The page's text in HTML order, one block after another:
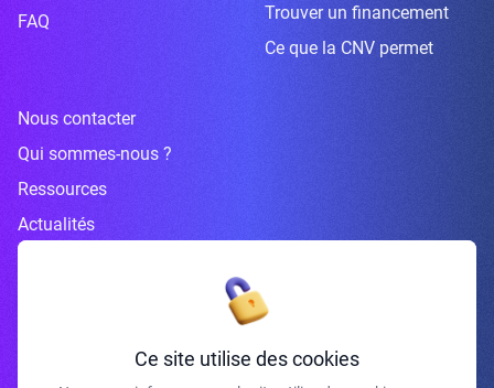
FAQ
Trouver un financement
Ce que la CNV permet
Nous contacter
Qui sommes-nous ?
Ressources
Actualités
Inscrivez-vous à la newsletter
Ce site utilise des cookies